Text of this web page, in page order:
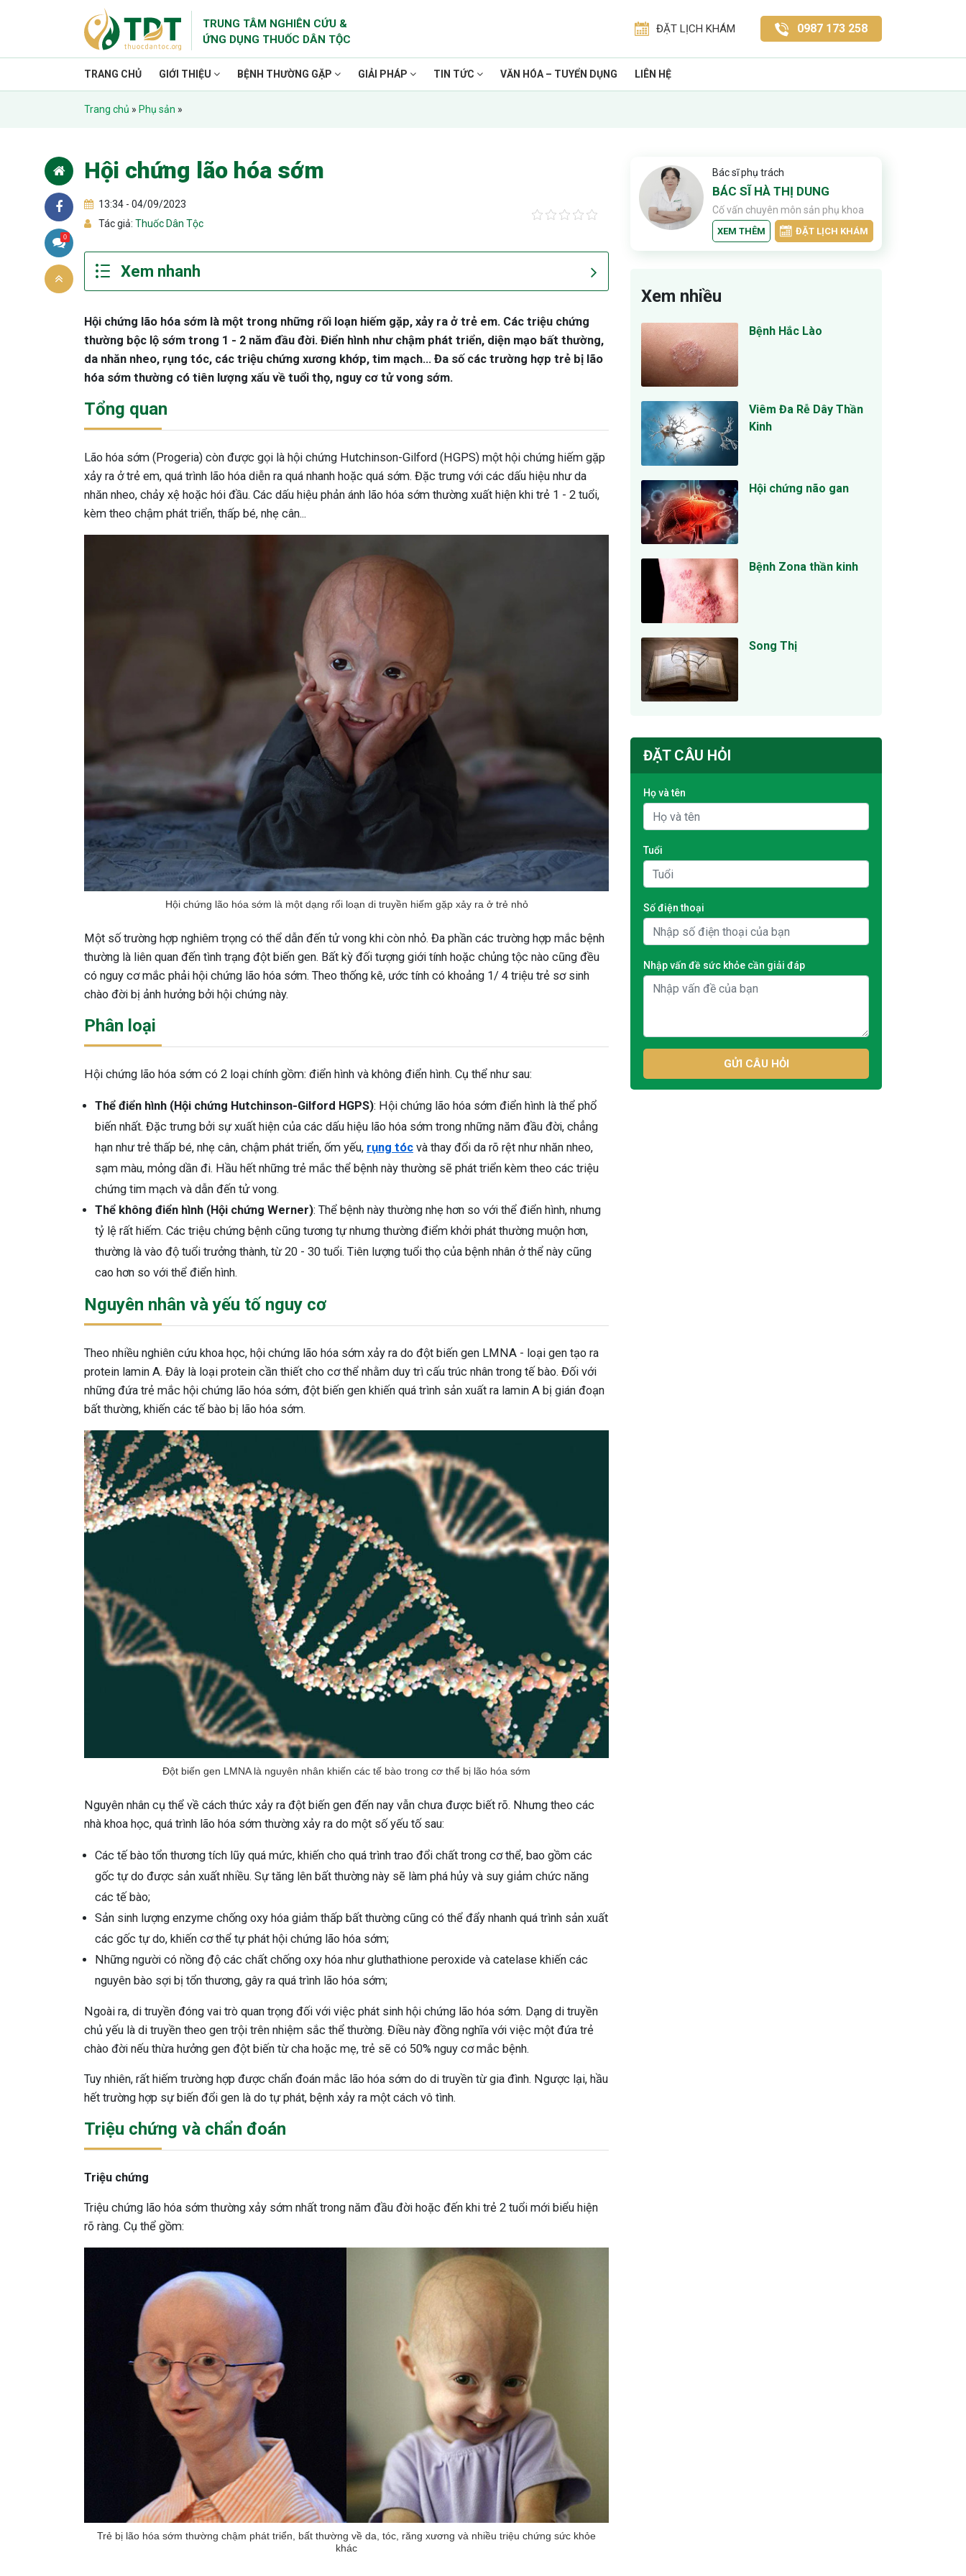
TRUNG TÂM NGHIÊN CỨU &
ỨNG DỤNG THUỐC DÂN TỘC
ĐẶT LỊCH KHÁM 0987 173 258
TRANG CHỦ GIỚI THIỆU BỆNH THƯỜNG GẶP GIẢI PHÁP TIN TỨC VĂN HÓA – TUYỂN DỤNG LIÊN HỆ
Trang chủ » Phụ sản »
Hội chứng lão hóa sớm
13:34 - 04/09/2023
Tác giả: Thuốc Dân Tộc
0
Hội chứng lão hóa sớm là một trong những rối loạn hiếm gặp, xảy ra ở trẻ em. Các triệu chứng
thường bộc lộ sớm trong 1 - 2 năm đầu đời. Điển hình như chậm phát triển, diện mạo bất thường,
da nhăn nheo, rụng tóc, các triệu chứng xương khớp, tim mạch... Đa số các trường hợp trẻ bị lão
hóa sớm thường có tiên lượng xấu về tuổi thọ, nguy cơ tử vong sớm.
Tổng quan
Lão hóa sớm (Progeria) còn được gọi là hội chứng Hutchinson-Gilford (HGPS) một hội chứng hiếm gặp
xảy ra ở trẻ em, quá trình lão hóa diễn ra quá nhanh hoặc quá sớm. Đặc trưng với các dấu hiệu như da
nhăn nheo, chảy xệ hoặc hói đầu. Các dấu hiệu phản ánh lão hóa sớm thường xuất hiện khi trẻ 1 - 2 tuổi,
kèm theo chậm phát triển, thấp bé, nhẹ cân...
Hội chứng lão hóa sớm là một dạng rối loạn di truyền hiếm gặp xảy ra ở trẻ nhỏ
Một số trường hợp nghiêm trọng có thể dẫn đến tử vong khi còn nhỏ. Đa phần các trường hợp mắc bệnh
thường là liên quan đến tình trạng đột biến gen. Bất kỳ đối tượng giới tính hoặc chủng tộc nào cũng đều
có nguy cơ mắc phải hội chứng lão hóa sớm. Theo thống kê, ước tính có khoảng 1/ 4 triệu trẻ sơ sinh
chào đời bị ảnh hưởng bởi hội chứng này.
Phân loại
Hội chứng lão hóa sớm có 2 loại chính gồm: điển hình và không điển hình. Cụ thể như sau:
Thể điển hình (Hội chứng Hutchinson-Gilford HGPS): Hội chứng lão hóa sớm điển hình là thể phổ
biến nhất. Đặc trưng bởi sự xuất hiện của các dấu hiệu lão hóa sớm trong những năm đầu đời, chẳng
hạn như trẻ thấp bé, nhẹ cân, chậm phát triển, ốm yếu, rụng tóc và thay đổi da rõ rệt như nhăn nheo,
sạm màu, mỏng dần đi. Hầu hết những trẻ mắc thể bệnh này thường sẽ phát triển kèm theo các triệu
chứng tim mạch và dẫn đến tử vong.
Thể không điển hình (Hội chứng Werner): Thể bệnh này thường nhẹ hơn so với thể điển hình, nhưng
tỷ lệ rất hiếm. Các triệu chứng bệnh cũng tương tự nhưng thường điểm khởi phát thường muộn hơn,
thường là vào độ tuổi trưởng thành, từ 20 - 30 tuổi. Tiên lượng tuổi thọ của bệnh nhân ở thể này cũng
cao hơn so với thể điển hình.
Nguyên nhân và yếu tố nguy cơ
Theo nhiều nghiên cứu khoa học, hội chứng lão hóa sớm xảy ra do đột biến gen LMNA - loại gen tạo ra
protein lamin A. Đây là loại protein cần thiết cho cơ thể nhằm duy trì cấu trúc nhân trong tế bào. Đối với
những đứa trẻ mắc hội chứng lão hóa sớm, đột biến gen khiến quá trình sản xuất ra lamin A bị gián đoạn
bất thường, khiến các tế bào bị lão hóa sớm.
Đột biến gen LMNA là nguyên nhân khiến các tế bào trong cơ thể bị lão hóa sớm
Nguyên nhân cụ thể về cách thức xảy ra đột biến gen đến nay vẫn chưa được biết rõ. Nhưng theo các
nhà khoa học, quá trình lão hóa sớm thường xảy ra do một số yếu tố sau:
Các tế bào tổn thương tích lũy quá mức, khiến cho quá trình trao đổi chất trong cơ thể, bao gồm các
gốc tự do được sản xuất nhiều. Sự tăng lên bất thường này sẽ làm phá hủy và suy giảm chức năng
các tế bào;
Sản sinh lượng enzyme chống oxy hóa giảm thấp bất thường cũng có thể đẩy nhanh quá trình sản xuất
các gốc tự do, khiến cơ thể tự phát hội chứng lão hóa sớm;
Những người có nồng độ các chất chống oxy hóa như gluthathione peroxide và catelase khiến các
nguyên bào sợi bị tổn thương, gây ra quá trình lão hóa sớm;
Ngoài ra, di truyền đóng vai trò quan trọng đối với việc phát sinh hội chứng lão hóa sớm. Dạng di truyền
chủ yếu là di truyền theo gen trội trên nhiệm sắc thể thường. Điều này đồng nghĩa với việc một đứa trẻ
chào đời nếu thừa hưởng gen đột biến từ cha hoặc mẹ, trẻ sẽ có 50% nguy cơ mắc bệnh.
Tuy nhiên, rất hiếm trường hợp được chẩn đoán mắc lão hóa sớm do di truyền từ gia đình. Ngược lại, hầu
hết trường hợp sự biến đổi gen là do tự phát, bệnh xảy ra một cách vô tình.
Triệu chứng và chẩn đoán
Triệu chứng
Triệu chứng lão hóa sớm thường xảy sớm nhất trong năm đầu đời hoặc đến khi trẻ 2 tuổi mới biểu hiện
rõ ràng. Cụ thể gồm:
Trẻ bị lão hóa sớm thường chậm phát triển, bất thường về da, tóc, răng xương và nhiều triệu chứng sức khỏe
khác
Bác sĩ phụ trách
BÁC SĨ HÀ THỊ DUNG
Cố vấn chuyên môn sản phụ khoa
XEM THÊM ĐẶT LỊCH KHÁM
Xem nhiều
Bệnh Hắc Lào
Viêm Đa Rễ Dây Thần
Kinh
Hội chứng não gan
Bệnh Zona thần kinh
Song Thị
ĐẶT CÂU HỎI
Họ và tên
Tuổi
Số điện thoại
Nhập vấn đề sức khỏe cần giải đáp
GỬI CÂU HỎI